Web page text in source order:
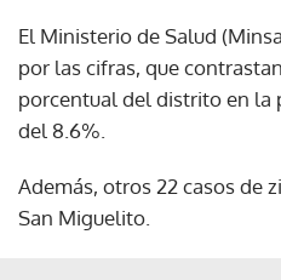
El Ministerio de Salud
por las cifras, que
porcentual del distrito en la
del 8.6%.
Además, otros 22 casos de
San Miguelito.